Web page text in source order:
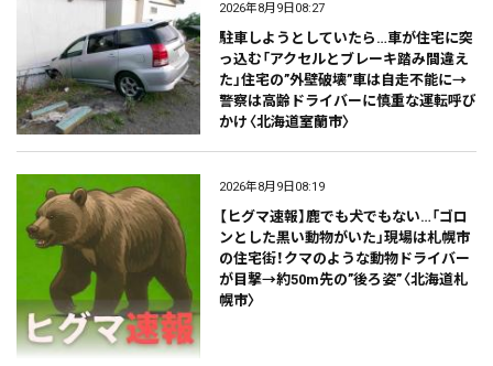
2026年8月9日08:27
駐車しようとしていたら…車が住宅に突
っ込む「アクセルとブレーキ踏み間違え
た」住宅の”外壁破壊”車は自走不能に→
警察は高齢ドライバーに慎重な運転呼び
かけ〈北海道室蘭市〉
2026年8月9日08:19
【ヒグマ速報】鹿でも犬でもない…「ゴロ
ンとした黒い動物がいた」現場は札幌市
の住宅街！クマのような動物ドライバー
が目撃→約50m先の”後ろ姿”〈北海道札
幌市〉